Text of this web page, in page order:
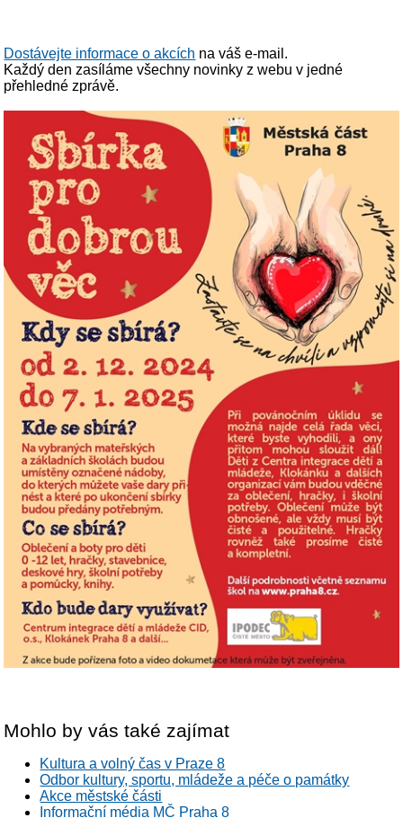
Dostávejte informace o akcích na váš e-mail.
Každý den zasíláme všechny novinky z webu v jedné
přehledné zprávě.
Mohlo by vás také zajímat
Kultura a volný čas v Praze 8
Odbor kultury, sportu, mládeže a péče o památky
Akce městské části
Informační média MČ Praha 8